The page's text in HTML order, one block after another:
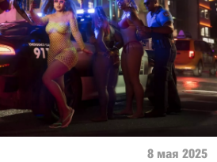
8 мая 2025